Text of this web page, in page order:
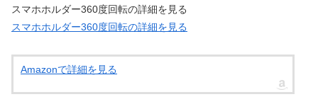
スマホホルダー360度回転の詳細を見る
スマホホルダー360度回転の詳細を見る
Amazonで詳細を見る